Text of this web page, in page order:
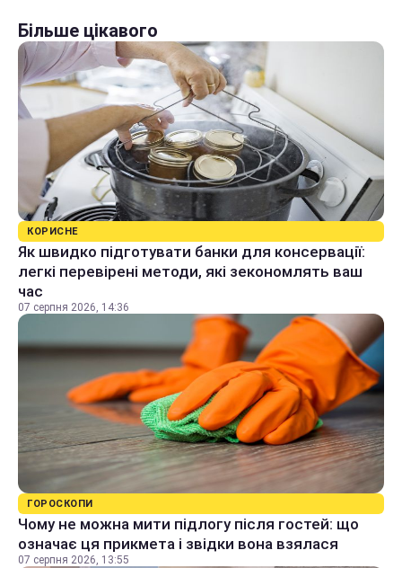
Більше цікавого
КОРИСНЕ
Як швидко підготувати банки для консервації:
легкі перевірені методи, які зекономлять ваш
час
07 серпня 2026, 14:36
ГОРОСКОПИ
Чому не можна мити підлогу після гостей: що
означає ця прикмета і звідки вона взялася
07 серпня 2026, 13:55